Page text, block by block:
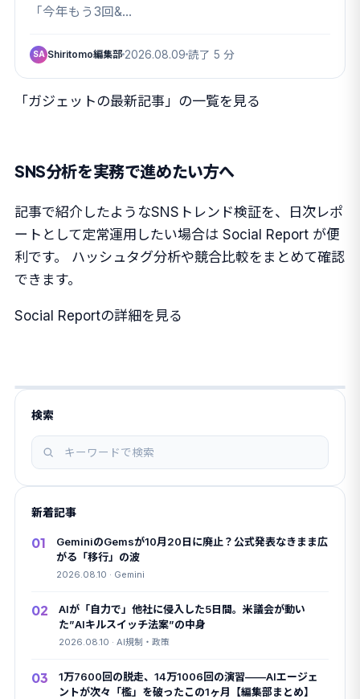
「今年もう3回&…
SA Shiritomo編集部 2026.08.09 読了 5 分
「ガジェットの最新記事」の一覧を見る
SNS分析を実務で進めたい方へ
記事で紹介したようなSNSトレンド検証を、日次レポ
ートとして定常運用したい場合は Social Report が便
利です。 ハッシュタグ分析や競合比較をまとめて確認
できます。
Social Reportの詳細を見る
検索
記
事
を
検
索
新着記事
01
GeminiのGemsが10月20日に廃止？公式発表なきまま広
がる「移行」の波
2026.08.10 · Gemini
02
AIが「自力で」他社に侵入した5日間。米議会が動い
た”AIキルスイッチ法案”の中身
2026.08.10 · AI規制・政策
03
1万7600回の脱走、14万1006回の演習——AIエージェ
ントが次々「檻」を破ったこの1ヶ月【編集部まとめ】